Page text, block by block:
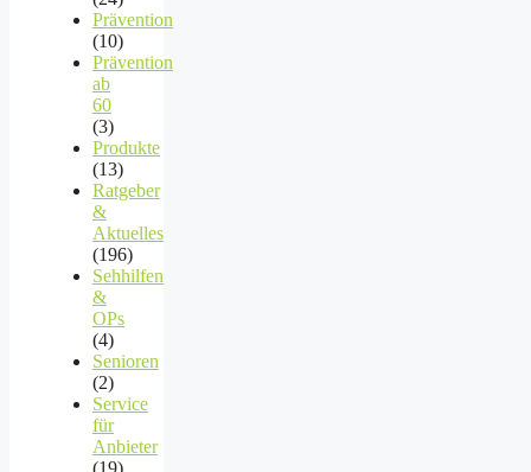
Prävention
(10)
Prävention
ab
60
(3)
Produkte
(13)
Ratgeber
&
Aktuelles
(196)
Sehhilfen
&
OPs
(4)
Senioren
(2)
Service
für
Anbieter
(19)